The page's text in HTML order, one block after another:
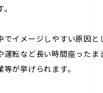
でイメージしやすい原因と
運転など長い時間座ったま
が挙げられます。